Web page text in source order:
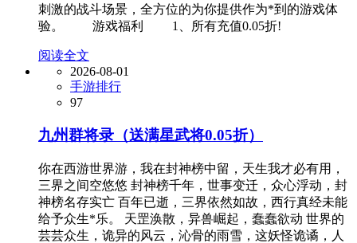
刺激的战斗场景，全方位的为你提供作为*到的游戏体
验。 游戏福利 1、所有充值0.05折!
阅读全文
2026-08-01
手游排行
97
九州群将录（送满星武将0.05折）
你在西游世界游，我在封神榜中留，天生我才必有用，
三界之间空悠悠 封神榜千年，世事变迁，众心浮动，封
神榜名存实亡 百年已逝，三界依然如故，西行真经未能
给予众生*乐。 天罡涣散，异兽崛起，蠢蠢欲动 世界的
芸芸众生，诡异的风云，沁骨的雨雪，这妖怪诡谲，人